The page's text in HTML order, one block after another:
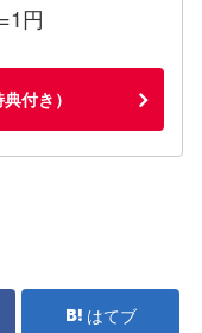
円
付き）
はてブ